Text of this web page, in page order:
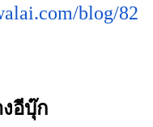
blog/82
อีบุ๊ก